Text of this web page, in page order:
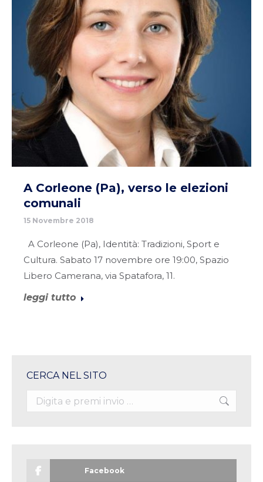
A Corleone (Pa), verso le elezioni
comunali
15 Novembre 2018
A Corleone (Pa), Identità: Tradizioni, Sport e
Cultura. Sabato 17 novembre ore 19:00, Spazio
Libero Camerana, via Spatafora, 11.
leggi tutto
CERCA NEL SITO
Search:
Facebook